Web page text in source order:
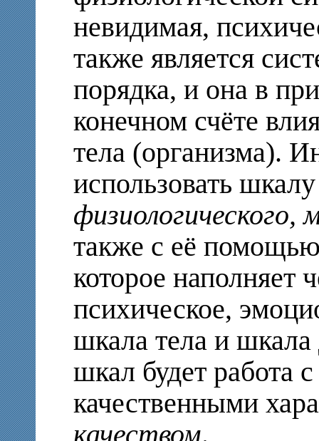
невидимая,
также является
порядка, и она в
конечном счёте
тела (организма).
использовать
физиологического,
также с её
которое наполняет
психическое,
шкала тела и
шкал будет работа
качественными
качеством.